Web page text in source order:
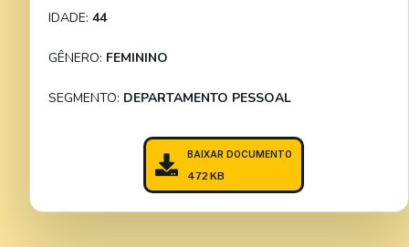
IDADE: 44
GÊNERO: FEMININO
SEGMENTO: DEPARTAMENTO PESSOAL
BAIXAR DOCUMENTO
472 KB